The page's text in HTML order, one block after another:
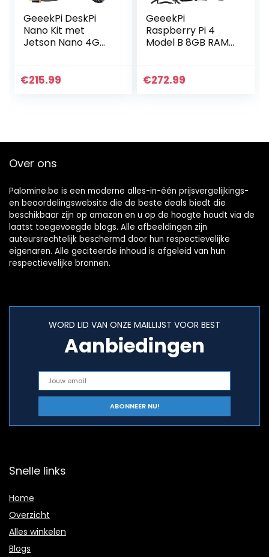
GeeekPi DeskPi
Nano Kit met
Jetson Nano 4G
koellichaam & 5V
€215.99
GeeekPi
Raspberry Pi 4
Model B 8GB RAM
Raspberry Pi 4
€272.99
Over ons
Palomine.be is een moderne alles-in-één prijsvergelijkings-
en beoordelingswebsite die de beste deals biedt die
beschikbaar zijn op amazon en u op de hoogte houdt via de
laatst toegevoegde blogs. Alle afbeeldingen zijn
auteursrechtelijk beschermd door hun respectievelijke
eigenaren. Alle geciteerde inhoud is afgeleid van hun
respectievelijke bronnen.
WORD LID VAN ONZE MAILLIJST VOOR BEST
Aanbiedingen
Snelle links
Home
Overzicht
Alles winkelen
Blogs